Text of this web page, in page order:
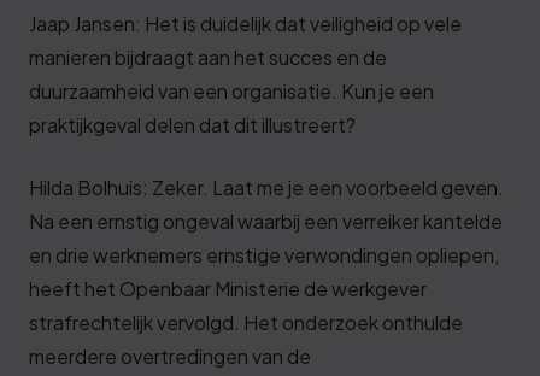
Jaap Jansen: Het is duidelijk dat veiligheid op vele
manieren bijdraagt aan het succes en de
duurzaamheid van een organisatie. Kun je een
praktijkgeval delen dat dit illustreert?
Hilda Bolhuis: Zeker. Laat me je een voorbeeld geven.
Na een ernstig ongeval waarbij een verreiker kantelde
en drie werknemers ernstige verwondingen opliepen,
heeft het Openbaar Ministerie de werkgever
strafrechtelijk vervolgd. Het onderzoek onthulde
meerdere overtredingen van de